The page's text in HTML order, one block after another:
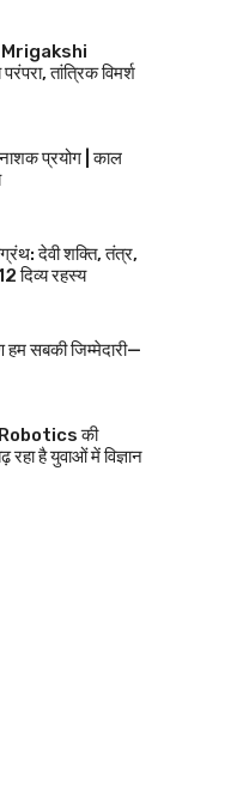
Mrigakshi
तांत्रिक विमर्श
प्रयोग | काल
देवी शक्ति, तंत्र,
दिव्य रहस्य
हम सबकी जिम्मेदारी—
की
रहा है युवाओं में विज्ञान